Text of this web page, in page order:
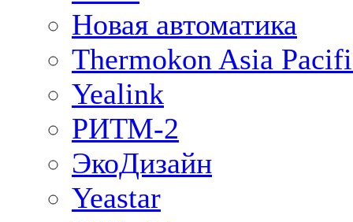
Новая автоматика
Thermokon Asia
Yealink
РИТМ-2
ЭкоДизайн
Yeastar